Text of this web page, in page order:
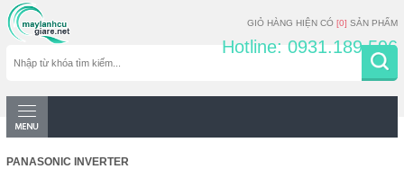
GIỎ HÀNG HIỆN CÓ[0] SẢN PHẨM
Hotline: 0931.189.596
PANASONIC INVERTER